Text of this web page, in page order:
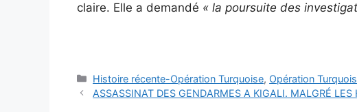
claire. Elle a demandé « la poursuite des
Catégories
Histoire récente-Opération Turquoise, Opération
ASSASSINAT DES GENDARMES A KIGALI. MALGRÉ LES